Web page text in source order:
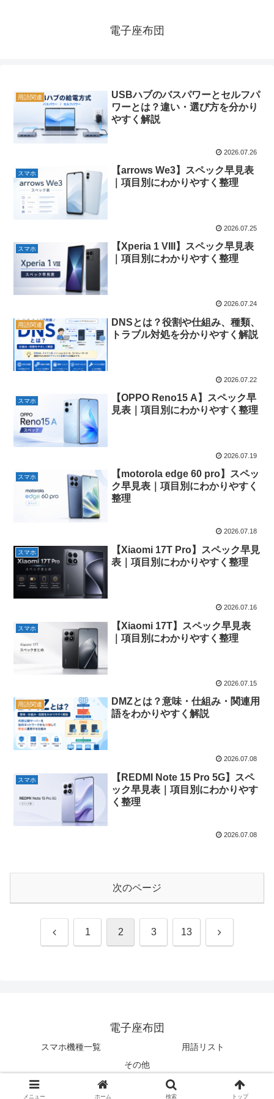
電子座布団
用語関連
USBハブのバスパワーとセルフパ
ワーとは？違い・選び方を分かり
やすく解説
2026.07.26
スマホ
【arrows We3】スペック早見表
｜項目別にわかりやすく整理
2026.07.25
スマホ
【Xperia 1 VIII】スペック早見表
｜項目別にわかりやすく整理
2026.07.24
用語関連
DNSとは？役割や仕組み、種類、
トラブル対処を分かりやすく解説
2026.07.22
スマホ
【OPPO Reno15 A】スペック早
見表｜項目別にわかりやすく整理
2026.07.19
スマホ
【motorola edge 60 pro】スペッ
ク早見表｜項目別にわかりやすく
整理
2026.07.18
スマホ
【Xiaomi 17T Pro】スペック早見
表｜項目別にわかりやすく整理
2026.07.16
スマホ
【Xiaomi 17T】スペック早見表
｜項目別にわかりやすく整理
2026.07.15
用語関連
DMZとは？意味・仕組み・関連用
語をわかりやすく解説
2026.07.08
スマホ
【REDMI Note 15 Pro 5G】スペ
ック早見表｜項目別にわかりやす
く整理
2026.07.08
次のページ
前 1 2 3 13 次
電子座布団
スマホ機種一覧
用語リスト
その他
© 2024 電子座布団.
メニュー ホーム 検索 トップ